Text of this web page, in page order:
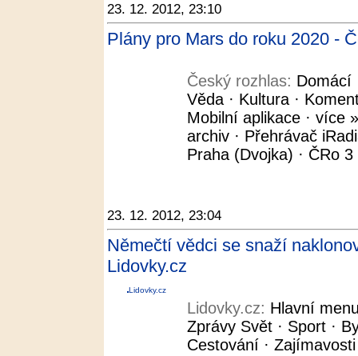
23. 12. 2012, 23:10
Plány pro Mars do roku 2020 -
Český rozhlas: Domácí
Věda · Kultura ·
Mobilní aplikace · více
archiv · Přehrávač
Praha (Dvojka) · ČRo
23. 12. 2012, 23:04
Němečtí vědci se snaží
Lidovky.cz
Lidovky.cz
Lidovky.cz: Hlavní
Zprávy Svět · Sport ·
Cestování ·